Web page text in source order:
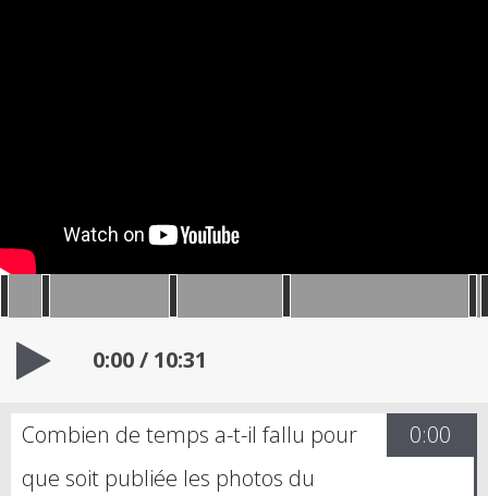
0:00/ 10:31
0:00
Combien de temps a-t-il fallu pour
que soit publiée les photos du